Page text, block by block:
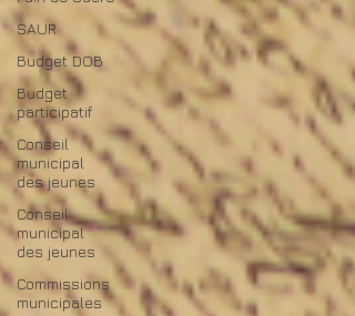
SAUR
Budget DOB
Budget
participatif
Conseil
municipal
des jeunes
Conseil
municipal
des jeunes
Commissions
municipales